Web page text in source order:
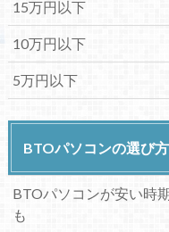
15万円以下
10万円以下
5万円以下
BTOパソコンの選び方
BTOパソコンが安い時
も